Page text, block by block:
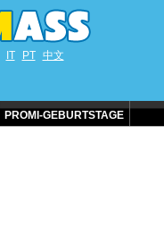
IT PT 中文
PROMI-GEBURTSTAGE